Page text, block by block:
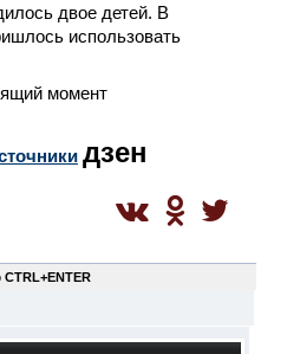
двое детей. В
использовать
момент
дзен
CTRL+ENTER